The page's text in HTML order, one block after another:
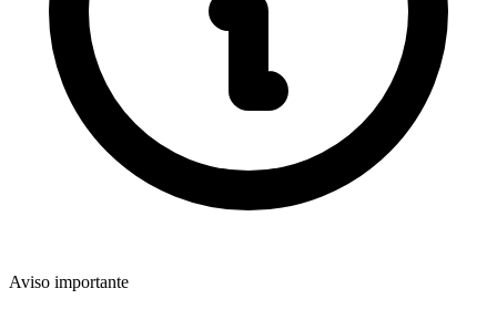
Aviso importante